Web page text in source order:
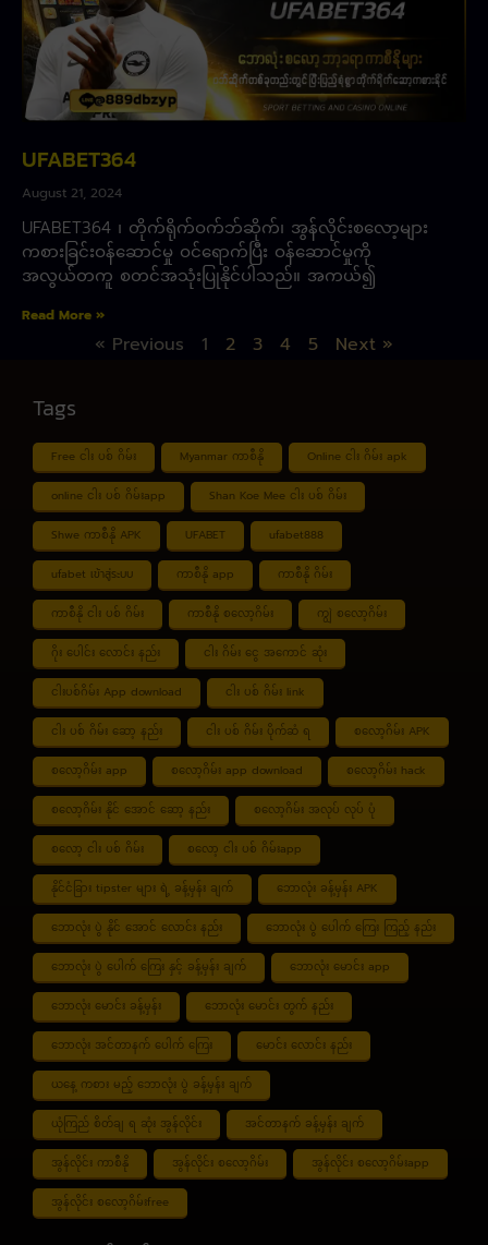
UFABET364
August 21, 2024
UFABET364 ၊ တိုက်ရိုက်ဝက်ဘ်ဆိုက်၊ အွန်လိုင်းစလော့များ
ကစားခြင်းဝန်ဆောင်မှု ဝင်ရောက်ပြီး ဝန်ဆောင်မှုကို
အလွယ်တကူ စတင်အသုံးပြုနိုင်ပါသည်။ အကယ်၍
Read More »
« Previous 1 2 3 4 5 Next »
Tags
Free ငါး ပစ် ဂိမ်း Myanmar ကာစီနို Online ငါး ဂိမ်း apk
online ငါး ပစ် ဂိမ်းapp Shan Koe Mee ငါး ပစ် ဂိမ်း
Shwe ကာစီနို APK UFABET ufabet888
ufabet เข้าสู่ระบบ ကာစီနို app ကာစီနို ဂိမ်း
ကာစီနို ငါး ပစ် ဂိမ်း ကာစီနို စလော့ဂိမ်း ကျွဲ စလော့ဂိမ်း
ဂိုး ပေါင်း လောင်း နည်း ငါး ဂိမ်း ငွေ အကောင် ဆုံး
ငါးပစ်ဂိမ်း App download ငါး ပစ် ဂိမ်း link
ငါး ပစ် ဂိမ်း ဆော့ နည်း ငါး ပစ် ဂိမ်း ပိုက်ဆံ ရ စလော့ဂိမ်း APK
စလော့ဂိမ်း app စလော့ဂိမ်း app download စလော့ဂိမ်း hack
စလော့ဂိမ်း နိုင် အောင် ဆော့ နည်း စလော့ဂိမ်း အလုပ် လုပ် ပုံ
စလော့ ငါး ပစ် ဂိမ်း စလော့ ငါး ပစ် ဂိမ်းapp
နိုင်ငံခြား tipster များ ရဲ့ ခန့်မှန်း ချက် ဘောလုံး ခန့်မှန်း APK
ဘောလုံး ပွဲ နိုင် အောင် လောင်း နည်း ဘောလုံး ပွဲ ပေါက် ကြေး ကြည့် နည်း
ဘောလုံး ပွဲ ပေါက် ကြေး နှင့် ခန့်မှန်း ချက် ဘောလုံး မောင်း app
ဘောလုံး မောင်း ခန့်မှန်း ဘောလုံး မောင်း တွက် နည်း
ဘောလုံး အင်တာနက် ပေါက် ကြေး မောင်း လောင်း နည်း
ယနေ့ ကစား မည့် ဘောလုံး ပွဲ ခန့်မှန်း ချက်
ယုံကြည် စိတ်ချ ရ ဆုံး အွန်လိုင်း အင်တာနက် ခန့်မှန်း ချက်
အွန်လိုင်း ကာစီနို အွန်လိုင်း စလော့ဂိမ်း အွန်လိုင်း စလော့ဂိမ်းapp
အွန်လိုင်း စလော့ဂိမ်းfree